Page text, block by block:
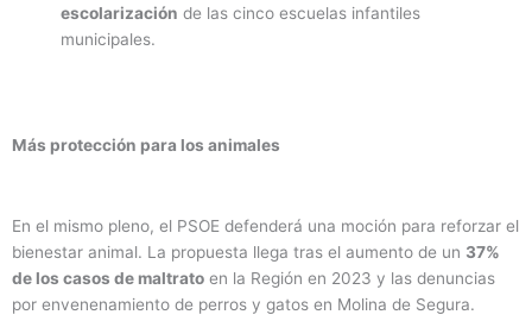
escolarización de las cinco escuelas infantiles
municipales.
Más protección para los animales
En el mismo pleno, el PSOE defenderá una moción para reforzar el
bienestar animal. La propuesta llega tras el aumento de un 37%
de los casos de maltrato en la Región en 2023 y las denuncias
por envenenamiento de perros y gatos en Molina de Segura.